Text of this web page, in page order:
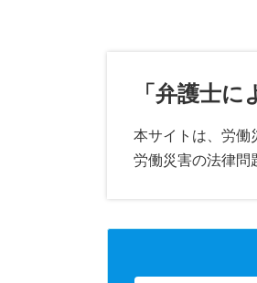
「弁護士
本サイトは、労働
労働災害の法律問